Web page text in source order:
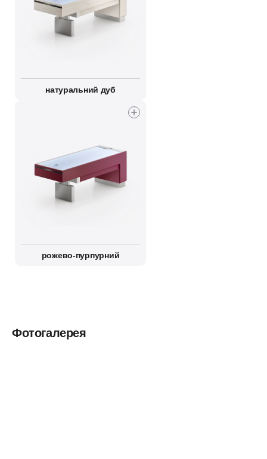
натуральний дуб
рожево-пурпурний
Фотогалерея